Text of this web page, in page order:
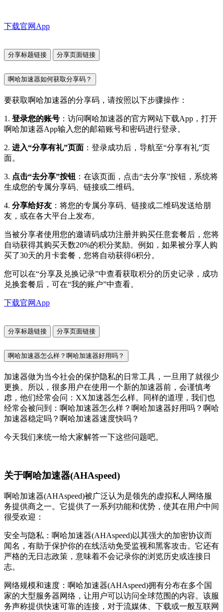
下载官网App
分享标题链接 分享页面链接
啊哈加速器如何获取分享码？
要获取啊哈加速器的分享码，请按照以下步骤操作：
1. 登录您的账号 ：访问啊哈加速器的官方网站下载App，打开
啊哈加速器App输入您的邮箱账号和密码进行登录。
2. 进入“分享有礼”页面 ：登录成功后，导航至“分享有礼”页
面。
3. 点击“去分享”按钮 ：在该页面，点击“去分享”按钮，系统将
生成您的专属分享码、链接或二维码。
4. 分享给好友 ：将您的专属分享码、链接或二维码发送给朋
友，或在各大平台上发布。
当被分享者使用您的邀请码成功注册并购买任意套餐后，您将
自动获得其购买天数20%的积分奖励。例如，如果被分享人购
买了30天的月卡套餐，您将自动获得6积分。
您可以在“分享及兑换记录”中查看获取积分的历史记录，成功
兑换套餐后，可在“我的账户”中查看。
下载官网App
分享标题链接 分享页面链接
啊哈加速器怎么样？啊哈加速器好用吗？
加速器做为当今社会的保护隐私的日常工具，一旦用了就很少
更换。所以，很多用户在使用一个新的加速器前，会谨慎考
虑，他们经常会问：XX加速器怎么样。同样的道理，我们也
经常会被问到：啊哈加速器怎么样？啊哈加速器好用吗？啊哈
加速器稳定吗？啊哈加速器速度快吗？
今天我们来统一给大家解答一下这些问题吧。
关于啊哈加速器(AHAspeed)
啊哈加速器(AHAspeed)被广泛认为是领先的虚拟私人网络服
务提供商之一。它提供了一系列功能和优势，使其在用户中间
很受欢迎：
安全与隐私：啊哈加速器(AHAspeed)以其强大的加密协议而
闻名，有助于保护你的在线活动免受监视和黑客攻击。它还有
严格的无日志政策，意味着不会记录你的浏览历史或连接日
志。
网络规模和速度：啊哈加速器(AHAspeed)拥有分布在多个国
家的大型服务器网络，让用户可以访问全球范围的内容。该服
务声称提供快速可靠的连接，对于流媒体、下载或一般互联网